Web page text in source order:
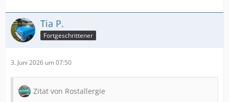
Tia P.
Fortgeschrittener
3. Juni 2026 um 07:50
Zitat von Rostallergie